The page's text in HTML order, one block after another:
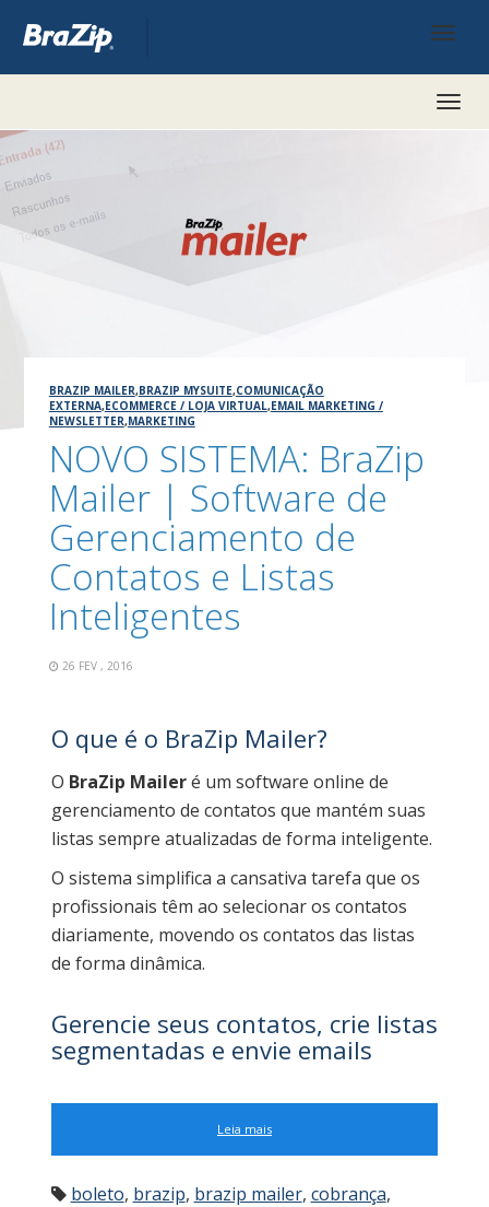
BRAZIP MAILER,BRAZIP MYSUITE,COMUNICAÇÃO
EXTERNA,ECOMMERCE / LOJA VIRTUAL,EMAIL MARKETING /
NEWSLETTER,MARKETING
NOVO SISTEMA: BraZip
Mailer | Software de
Gerenciamento de
Contatos e Listas
Inteligentes
26 FEV , 2016
O que é o BraZip Mailer?
O BraZip Maileré um software online de
gerenciamento de contatos que mantém suas
listas sempre atualizadas de forma inteligente.
O sistema simplifica a cansativa tarefa que os
profissionais têm ao selecionar os contatos
diariamente, movendo os contatos das listas
de forma dinâmica.
Gerencie seus contatos, crie listas
segmentadas e envie emails
Leia mais
boleto, brazip, brazip mailer, cobrança,